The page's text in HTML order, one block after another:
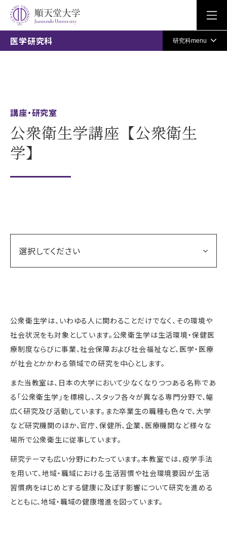
Juntendo University
医学研究科 研究科menu
講座・研究室
公衆衛生学講座【公衆衛生
学】
選択してください
公衆衛生学は、いわゆる人に関わることだけでなく、その環境や
社会状況をも対象としています。公衆衛生学は生活環境・保健医
療制度ならびに事業、社会保障および社会福祉など、医学・医療
が社会とかかわる領域での研究を中心とします。
また当教室は、日本の大学において少なくなりつつある名称であ
る「公衆衛生学」を標榜し、スタッフ各々が異なる専門分野で、幅
広く研究及び活動しています。また卒業生の職種も色々で、大学
など研究機関のほか、官庁、保健所、企業、医療機関など様々な
場所で公衆衛生に従事しています。
研究テーマも広い分野にわたっています。本教室では、疫学手法
を用いて、地域・職域における生活習慣や社会環境要因が生活
習慣病をはじめとする健康に及ぼす影響について研究を進める
とともに、地域・職域の健康増進を図っています。